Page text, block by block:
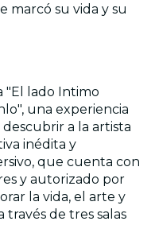
marcó su vida y su
"El lado Intimo
una experiencia
a la artista
inédita y
que cuenta con
y autorizado por
la vida, el arte y
través de tres salas